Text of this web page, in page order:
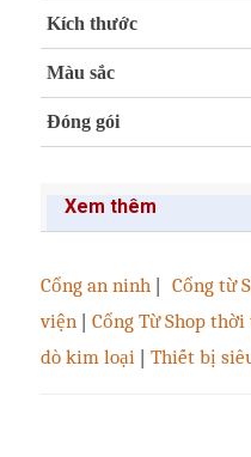
Kích thước
Màu sắc
Đóng gói
Xem thêm
Cổng an ninh | Cổng từ
viện | Cổng Từ Shop
dò kim loại | Thiết bị